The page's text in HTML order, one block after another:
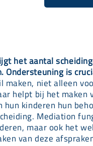
het aantal
Ondersteuning is
maken, niet alleen
helpt bij het
hun kinderen hun
Mediation
maar ook het
van deze